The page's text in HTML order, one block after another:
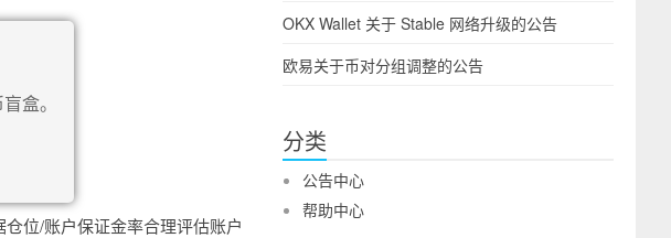
盒。
位/账户保证金率合理评估账户
OKX Wallet 关于 Stable 网络升级的公告
欧易关于币对分组调整的公告
分类
公告中心
帮助中心